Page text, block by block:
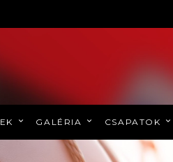
GALÉRIA CSAPATOK